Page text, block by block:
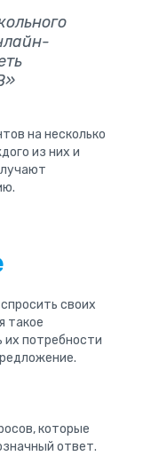
на несколько
из них и
своих
такое
потребности
которые
ответ.